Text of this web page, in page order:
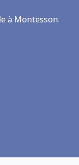
à Montesson